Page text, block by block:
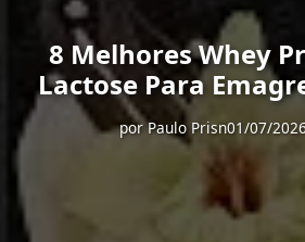
8 Melhores Whey
Lactose Para
porPaulo Prisn01/07/2026